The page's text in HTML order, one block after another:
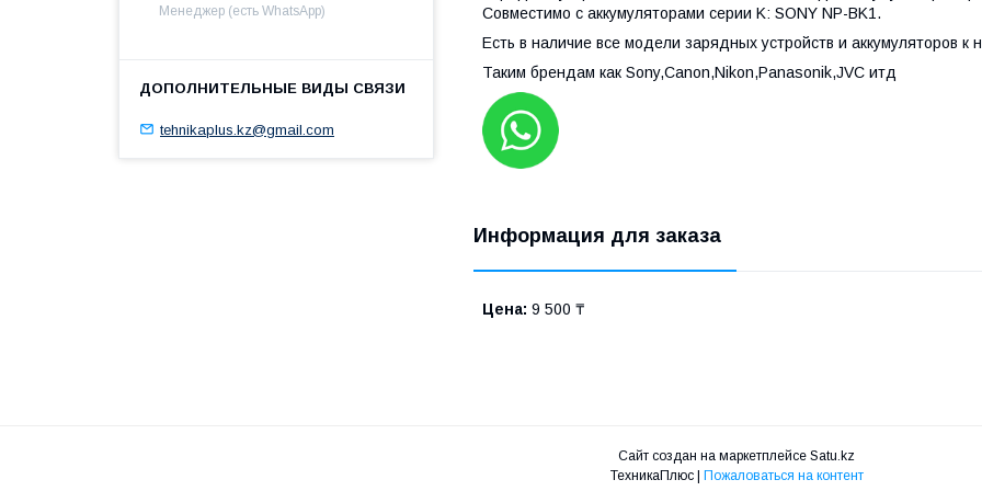
Совместимо с аккумуляторами серии K: SONY NP-BK1.
Есть в наличие все модели зарядных устройств и аккумуляторов к
Таким брендам как Sony,Canon,Nikon,Panasonik,JVC итд
Информация для заказа
Цена: 9 500 ₸
Менеджер (есть WhatsApp)
tehnikaplus.kz@gmail.com
Сайт создан на маркетплейсе Satu.kz
Пожаловаться на контент